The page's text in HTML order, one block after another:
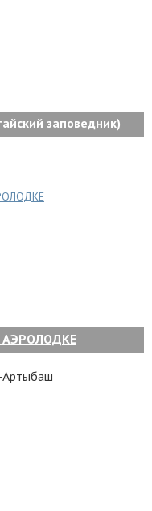
заповедник)
АЭРОЛОДКЕ